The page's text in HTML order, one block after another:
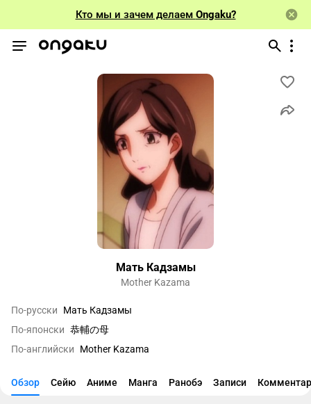
Кто мы и зачем делаем Ongaku?
Мать Кадзамы
Mother Kazama
По-русски
Мать Кадзамы
По-японски 恭輔の母
По-английски
Mother Kazama
Обзор Сейю Аниме Манга Ранобэ Записи